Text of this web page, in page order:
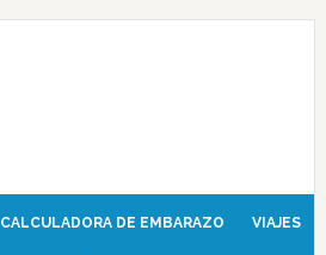
CALCULADORA DE EMBARAZO VIAJES